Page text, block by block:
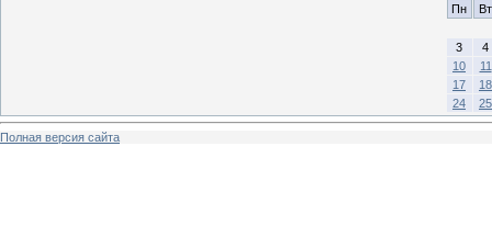
Пн
Вт
3
4
10
11
17
18
24
25
Полная версия сайта